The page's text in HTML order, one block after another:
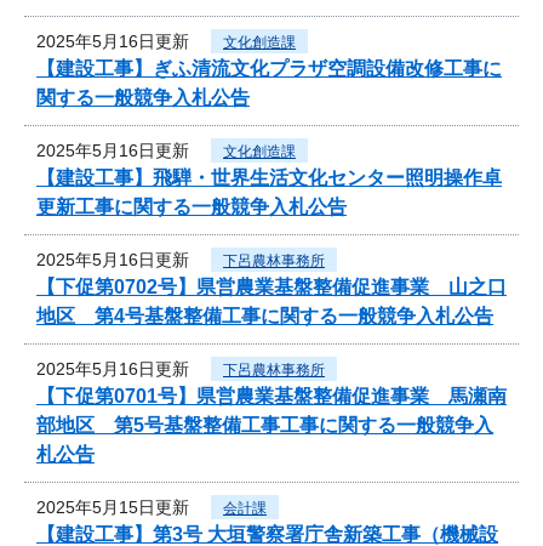
2025年5月16日更新 文化創造課
【建設工事】ぎふ清流文化プラザ空調設備改修工事に
関する一般競争入札公告
2025年5月16日更新 文化創造課
【建設工事】飛騨・世界生活文化センター照明操作卓
更新工事に関する一般競争入札公告
2025年5月16日更新 下呂農林事務所
【下促第0702号】県営農業基盤整備促進事業 山之口
地区 第4号基盤整備工事に関する一般競争入札公告
2025年5月16日更新 下呂農林事務所
【下促第0701号】県営農業基盤整備促進事業 馬瀬南
部地区 第5号基盤整備工事工事に関する一般競争入
札公告
2025年5月15日更新 会計課
【建設工事】第3号 大垣警察署庁舎新築工事（機械設